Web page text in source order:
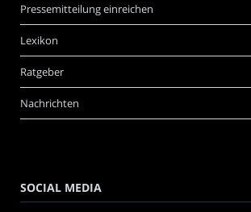
Pressemitteilung einreichen
Lexikon
Ratgeber
Nachrichten
SOCIAL MEDIA